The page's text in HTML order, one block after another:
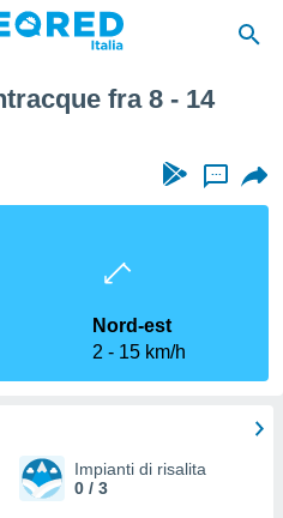
fra 8 - 14
...
Nord-est
2
15 km/h
Impianti di risalita
0 / 3